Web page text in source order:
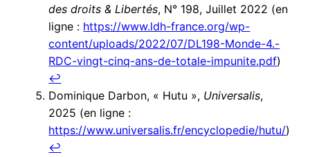
des droits & Libertés, N° 198, Juillet 2022 (en
ligne : https://www.ldh-france.org/wp-
content/uploads/2022/07/DL198-Monde-4.-
RDC-vingt-cinq-ans-de-totale-impunite.pdf)
↩︎
Dominique Darbon, « Hutu », Universalis,
2025 (en ligne :
https://www.universalis.fr/encyclopedie/hutu/)
↩︎